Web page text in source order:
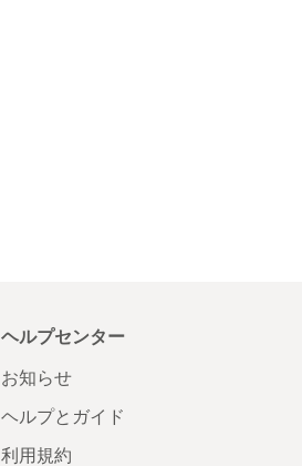
ヘルプセンター
お知らせ
ヘルプとガイド
利用規約